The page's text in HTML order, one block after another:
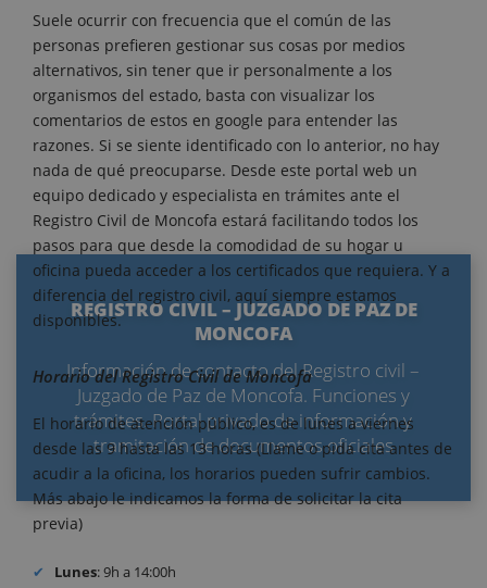
REGISTRO CIVIL – JUZGADO DE PAZ DE
MONCOFA
Información de contacto del Registro civil –
Juzgado de Paz de Moncofa. Funciones y
trámites. Portal privado de información y
tramitación de documentos oficiales
Suele ocurrir con frecuencia que el común de las
personas prefieren gestionar sus cosas por medios
alternativos, sin tener que ir personalmente a los
organismos del estado, basta con visualizar los
comentarios de estos en google para entender las
razones. Si se siente identificado con lo anterior, no hay
nada de qué preocuparse. Desde este portal web un
equipo dedicado y especialista en trámites ante el
Registro Civil de Moncofa estará facilitando todos los
pasos para que desde la comodidad de su hogar u
oficina pueda acceder a los certificados que requiera. Y a
diferencia del registro civil, aquí siempre estamos
disponibles.
Horario del Registro Civil de Moncofa
El horario de atención público, es de lunes a viernes
desde las 9 hasta las 13 horas (Llame o pida cita antes de
acudir a la oficina, los horarios pueden sufrir cambios.
Más abajo le indicamos la forma de solicitar la cita
previa)
Lunes: 9h a 14:00h